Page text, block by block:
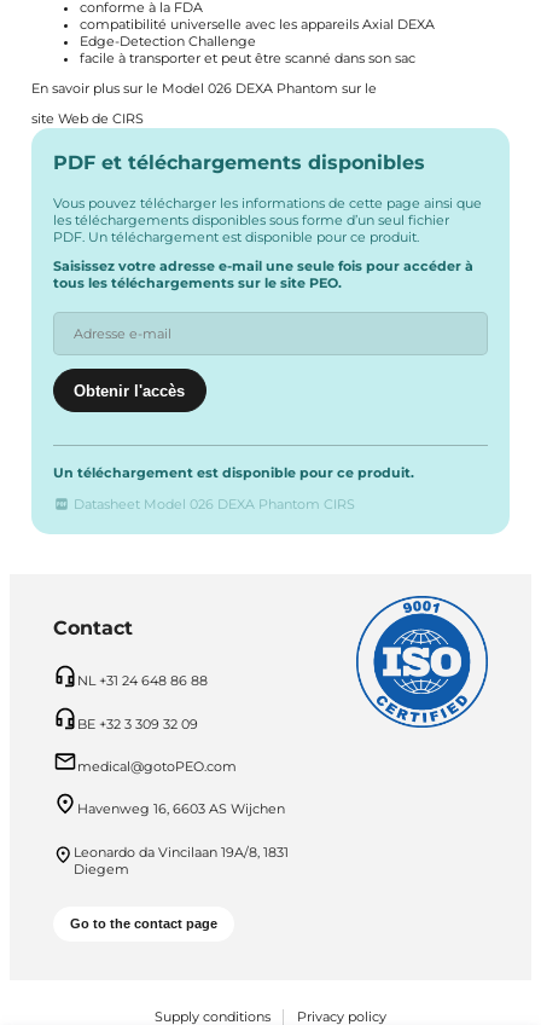
conforme à la FDA
compatibilité universelle avec les appareils Axial DEXA
Edge-Detection Challenge
facile à transporter et peut être scanné dans son sac
En savoir plus sur le Model 026 DEXA Phantom sur le
site Web de CIRS
PDF et téléchargements disponibles
Vous pouvez télécharger les informations de cette page ainsi que
les téléchargements disponibles sous forme d’un seul fichier
PDF. Un téléchargement est disponible pour ce produit.
Saisissez votre adresse e-mail une seule fois pour accéder à
tous les téléchargements sur le site PEO.
Un téléchargement est disponible pour ce produit.
Datasheet Model 026 DEXA Phantom CIRS
Contact
NL +31 24 648 86 88
BE +32 3 309 32 09
medical@gotoPEO.com
Havenweg 16, 6603 AS Wijchen
Leonardo da Vincilaan 19A/8, 1831
Diegem
Go to the contact page
Supply conditions Privacy policy